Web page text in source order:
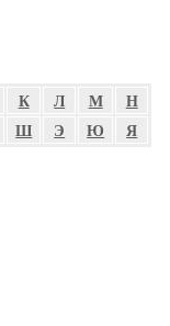
К Л М
Н
Ш Э Ю
Я